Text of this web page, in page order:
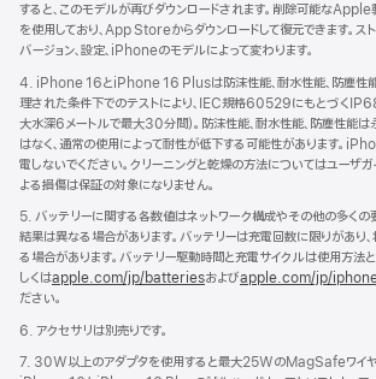
すると、このモデルが再びダウンロードされます。削除可能な
を使用しており、App Storeからダウンロードして復元できます。ス
バージョン、設定、iPhoneのモデルによって変わります。
4. iPhone 16とiPhone 16 Plusは防沫性能、耐水性能、防塵性能
理された条件下でのテストにより、IEC規格60529にもとづく
大水深6メートルで最大30分間）。防沫性能、耐水性能、防塵性能
はなく、通常の使用によって耐性が低下する可能性があります。
電しないでください。クリーニングと乾燥の方法についてはユーザ
よる損傷は保証の対象になりません。
5. バッテリーに関する各数値はネットワーク構成やその他の多くの
結果は異なる場合があります。バッテリーは充電回数に限りがあり
る場合があります。バッテリー駆動時間と充電サイクルは使用方法
しくはapple.com/jp/batteriesおよびapple.com/jp/
ださい。
6. アクセサリは別売りです。
7. 30W以上のアダプタを使用すると最大25WのMagSafeワイヤ